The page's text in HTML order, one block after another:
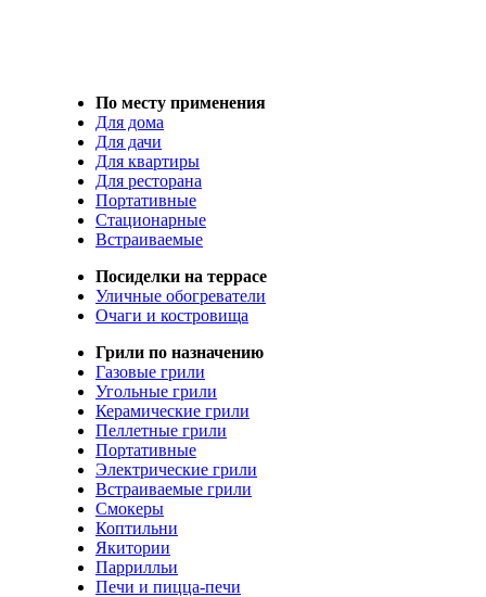
По месту применения
Для дома
Для дачи
Для квартиры
Для ресторана
Портативные
Стационарные
Встраиваемые
Посиделки на террасе
Уличные обогреватели
Очаги и костровища
Грили по назначению
Газовые грили
Угольные грили
Керамические грили
Пеллетные грили
Портативные
Электрические грили
Встраиваемые грили
Смокеры
Коптильни
Якитории
Паррилльи
Печи и пицца-печи